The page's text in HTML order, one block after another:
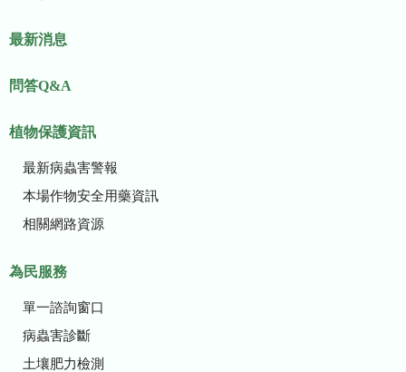
最新消息
問答Q&A
植物保護資訊
最新病蟲害警報
本場作物安全用藥資訊
相關網路資源
為民服務
單一諮詢窗口
病蟲害診斷
土壤肥力檢測